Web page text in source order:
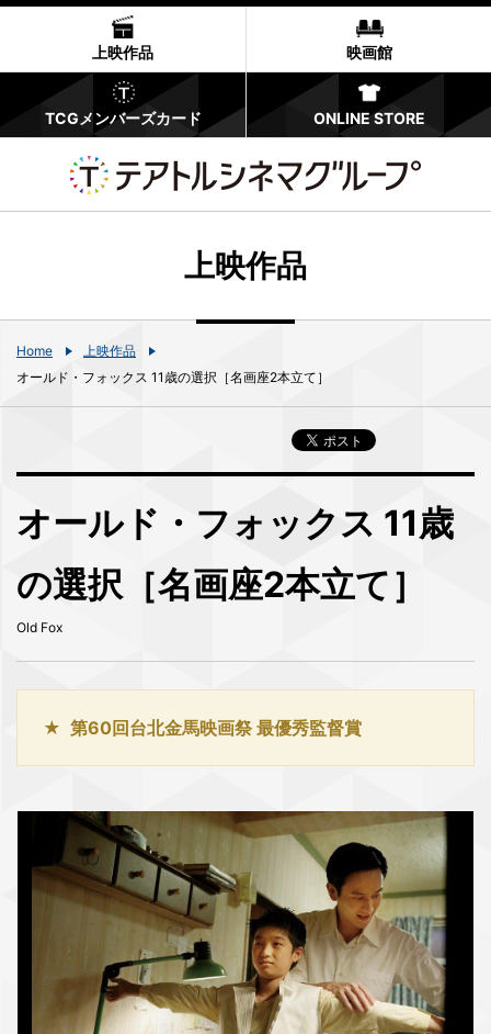
上映作品 映画館
TCGメンバーズカード ONLINE STORE
上映作品
Home
上映作品
オールド・フォックス 11歳の選択［名画座2本立て］
オールド・フォックス 11歳
の選択［名画座2本立て］
Old Fox
第60回台北金馬映画祭 最優秀監督賞